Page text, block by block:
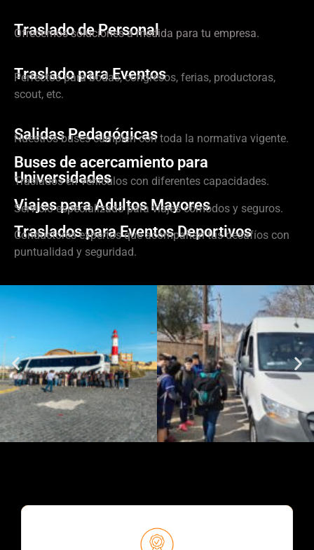
Traslado de Personal
Ofrecemos soluciones a medida para tu empresa.
Traslado para Eventos
Perfectos para bodas, congresos, ferias, productoras,
scout, etc.
Salidas Pedagógicas
Nuestros buses cumplen con toda la normativa vigente.
Buses de acercamiento para
Universidades
Traslados en vehículos con diferentes capacidades.
Viajes para Adultos Mayores
Servicio especializado para viajes cómodos y seguros.
Traslados para Eventos Deportivos
Conductores expertos que acompañan tus desafíos con
puntualidad y seguridad.